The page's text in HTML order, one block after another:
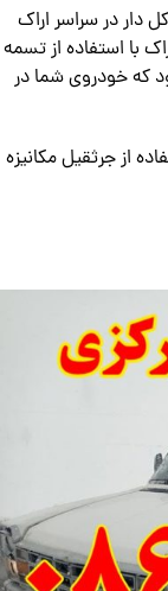
دار در سراسر اراک
با استفاده از تسمه
که خودروی شما در
از جرثقیل مکانیزه